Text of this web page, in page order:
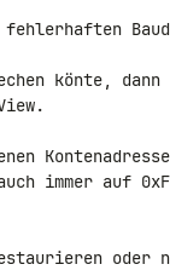
könte,
Kontenadresse
immer auf
oder